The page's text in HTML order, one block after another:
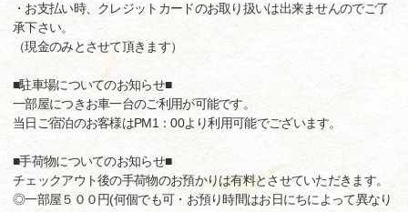
・お支払い時、クレジットカードのお取り扱いは出来ませんのでご了
承下さい。
（現金のみとさせて頂きます）
■駐車場についてのお知らせ■
一部屋につきお車一台のご利用が可能です。
当日ご宿泊のお客様はPM1：00より利用可能でございます。
■手荷物についてのお知らせ■
チェックアウト後の手荷物のお預かりは有料とさせていただきます。
◎一部屋５００円(何個でも可・お預り時間はお日にちによって異なり